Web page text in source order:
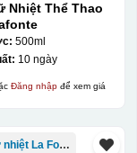
Nhiệt Thể Thao
Lafonte
500ml
10 ngày
Đăng nhậpđể xem giá
Bình giữ nhiệt La Fonte